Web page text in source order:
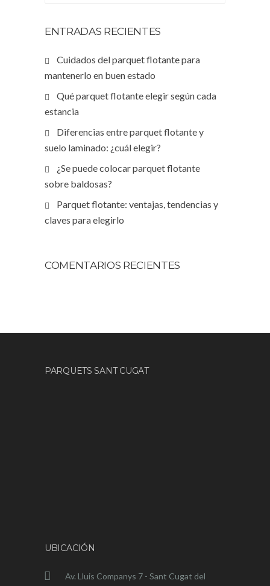
ENTRADAS RECIENTES
Cuidados del parquet flotante para
mantenerlo en buen estado
Qué parquet flotante elegir según cada
estancia
Diferencias entre parquet flotante y
suelo laminado: ¿cuál elegir?
¿Se puede colocar parquet flotante
sobre baldosas?
Parquet flotante: ventajas, tendencias y
claves para elegirlo
COMENTARIOS RECIENTES
PARQUETS SANT CUGAT
UBICACIÓN
Av. Lluis Companys 7 - Sant Cugat del